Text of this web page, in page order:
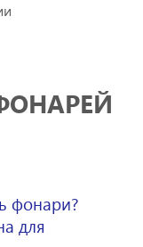
фонари?
для